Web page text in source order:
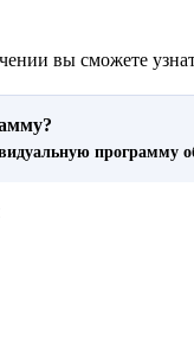
вы сможете
программу